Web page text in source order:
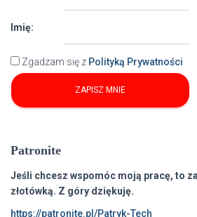
Imię:
Zgadzam się z Polityką Prywatności
Patronite
Jeśli chcesz wspomóc moją pracę, to
złotówką. Z góry dziękuję.
https://patronite.pl/Patryk-Tech